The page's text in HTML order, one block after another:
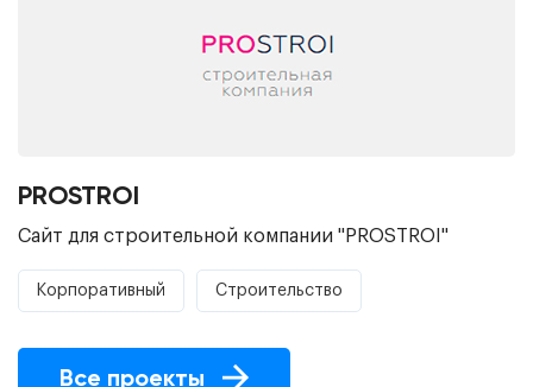
PROSTROI
Сайт для строительной компании "PROSTROI"
Корпоративный Строительство
Все проекты